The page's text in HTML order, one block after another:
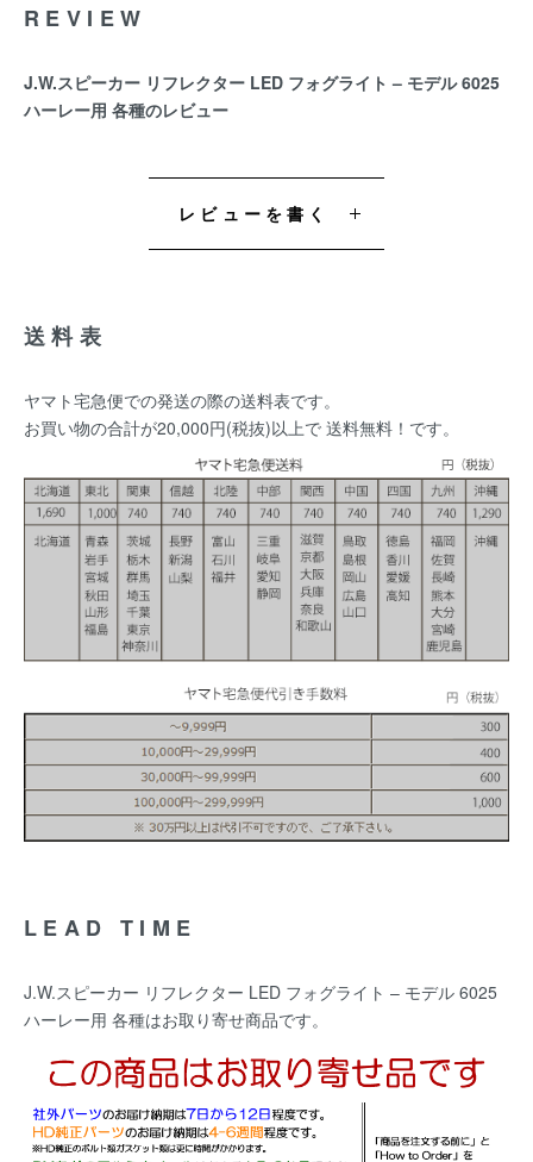
REVIEW
J.W.スピーカー リフレクター LED フォグライト – モデル 6025
ハーレー用 各種のレビュー
レビューを書く
送料表
ヤマト宅急便での発送の際の送料表です。
お買い物の合計が20,000円(税抜)以上で 送料無料！です。
LEAD TIME
J.W.スピーカー リフレクター LED フォグライト – モデル 6025
ハーレー用 各種はお取り寄せ商品です。